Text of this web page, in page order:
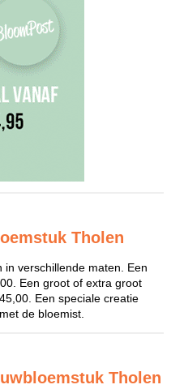
Tholen
in verschillende maten. Een
Een groot of extra groot
Een speciale creatie
de bloemist.
Tholen